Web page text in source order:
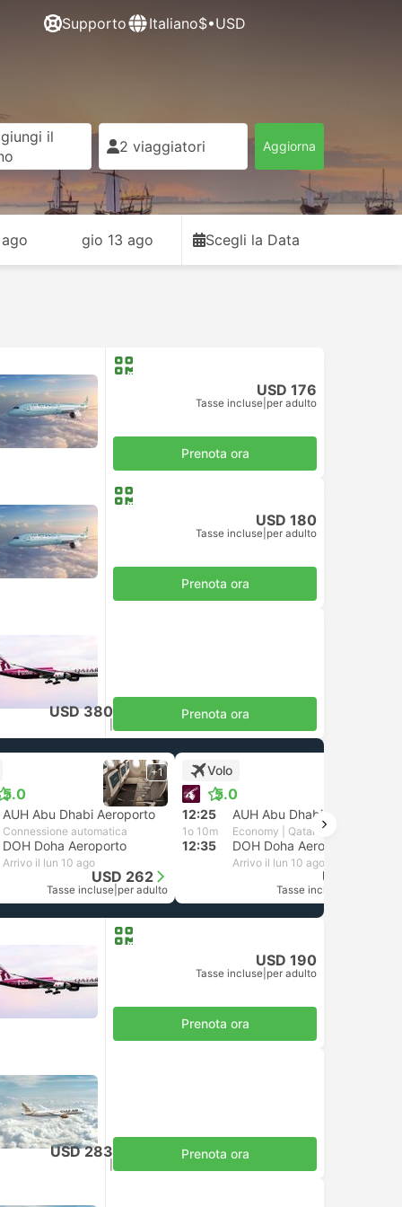
Supporto Italiano$•USD
il
2 viaggiatori Aggiorna
gio 13 ago Scegli la Data
USD 176
Tasse incluse per adulto
Prenota ora
USD 180
Tasse incluse per adulto
Prenota ora
USD 380 Prenota ora
5.0
+1
AUH Abu Dhabi Aeroporto
Connessione automatica
DOH Doha Aeroporto
Arrivo il lun 10 ago
USD 262
Tasse incluse per adulto
Volo
5.0
12:25 AUH Abu Dhabi Aeroporto
1o 10m Economy | Qatar Airways
12:35 DOH Doha Aeroporto
Arrivo il lun 10 ago
USD 190
Tasse incluse
USD 190
Tasse incluse per adulto
Prenota ora
USD 283 Prenota ora